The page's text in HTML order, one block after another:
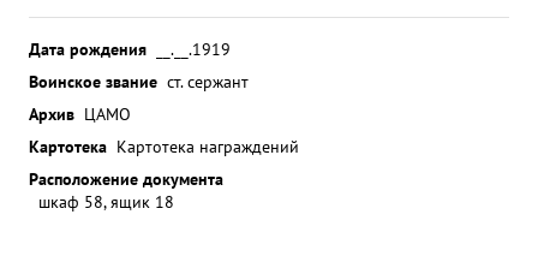
Дата рождения
__.__.1919
Воинское звание ст. сержант
Архив ЦАМО
Картотека Картотека награждений
Расположение документа
шкаф 58, ящик 18